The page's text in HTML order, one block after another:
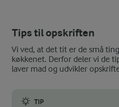
Tips til opskriften
Vi ved, at det tit er de små
køkkenet. Derfor deler vi de
laver mad og udvikler
TIP